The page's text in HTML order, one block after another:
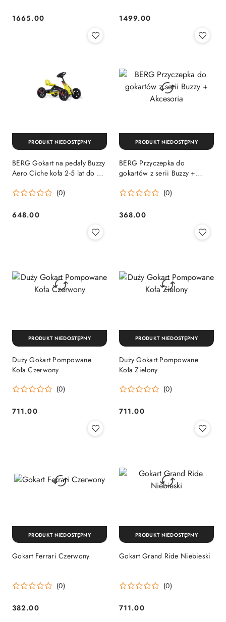
Cena:
1665.00 Cena:
1499.00
BERG Gokart na pedały Buzzy
Aero Ciche koła 2-5 lat do 30
(0)
Cena:
648.00
PRODUKT NIEDOSTĘPNY
BERG Przyczepka do
gokartów z serii Buzzy +
(0)
Cena:
368.00
PRODUKT NIEDOSTĘPNY
Duży Gokart Pompowane
Koła Czerwony
(0)
Cena:
711.00
PRODUKT NIEDOSTĘPNY
Duży Gokart Pompowane
Koła Zielony
(0)
Cena:
711.00
PRODUKT NIEDOSTĘPNY
Gokart Ferrari Czerwony
(0)
Cena:
382.00
PRODUKT NIEDOSTĘPNY
Gokart Grand Ride Niebieski
(0)
Cena:
711.00
PRODUKT NIEDOSTĘPNY